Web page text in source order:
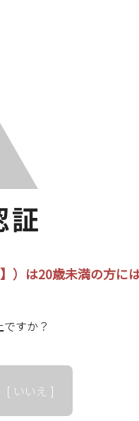
は20歳未満の方には
すか？
[ いいえ ]